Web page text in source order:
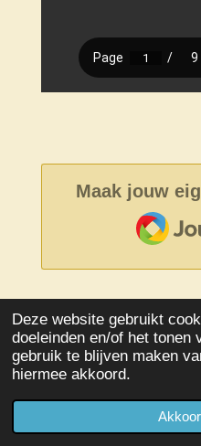
Deze website gebruikt
doeleinden en/of het tonen
gebruik te blijven maken
hiermee akkoord.
Maak jouw
Powered byJouwWeb